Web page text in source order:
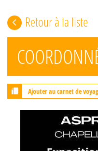
Retour à la liste
Ajouter au carnet de